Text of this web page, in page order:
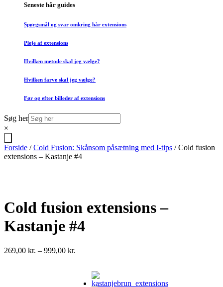
Seneste hår guides
Spørgsmål og svar omkring hår extensions
Pleje af extensions
Hvilken metode skal jeg vælge?
Hvilken farve skal jeg vælge?
Før og efter billeder af extensions
Søg her
×
Forside /Cold Fusion: Skånsom påsætning med I-tips / Cold fusion
extensions – Kastanje #4
Cold fusion extensions –
Kastanje #4
269,00 kr. – 999,00 kr.
999,00 kr.